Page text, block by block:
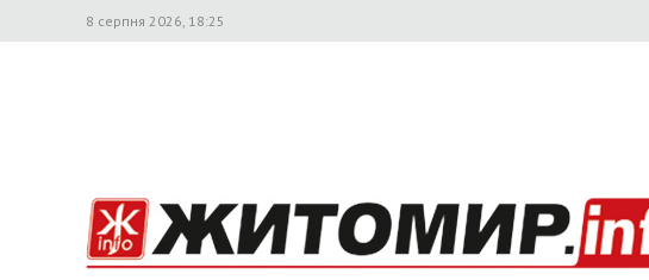
8 серпня 2026, 18:25